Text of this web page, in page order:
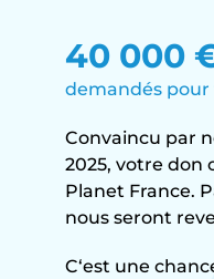
40 000
demandés
Convaincu par
2025, votre don
Planet France.
nous seront
C‘est une